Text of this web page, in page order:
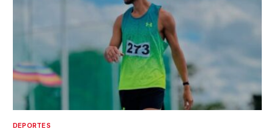
DEPORTES